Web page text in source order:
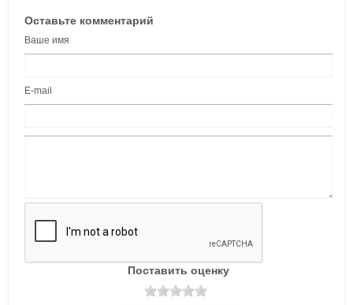
Оставьте комментарий
Ваше имя
E-mail
Поставить оценку